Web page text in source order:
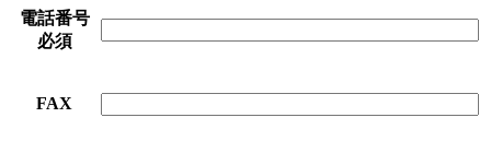
電話番号
必須
FAX